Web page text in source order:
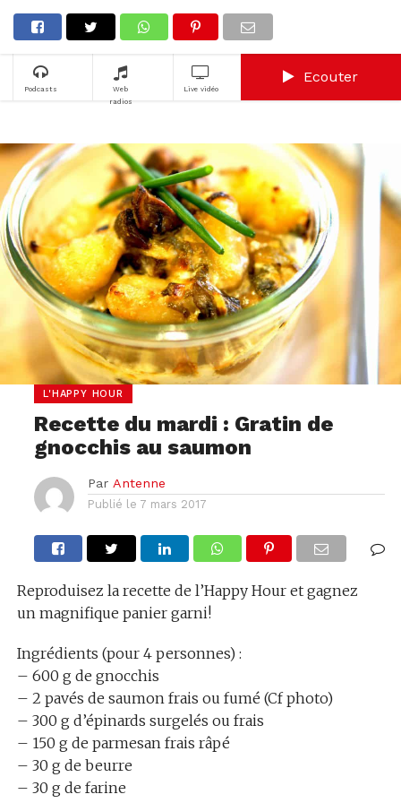
Podcasts
Web
radios
Live vidéo
Ecouter
L'HAPPY HOUR
Recette du mardi : Gratin de
gnocchis au saumon
Par Antenne
Publié le 7 mars 2017
Reproduisez la recette de l’Happy Hour et gagnez
un magnifique panier garni!
Ingrédients (pour 4 personnes) :
– 600 g de gnocchis
– 2 pavés de saumon frais ou fumé (Cf photo)
– 300 g d’épinards surgelés ou frais
– 150 g de parmesan frais râpé
– 30 g de beurre
– 30 g de farine